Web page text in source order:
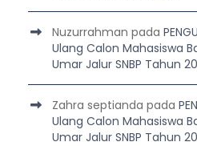
Nuzurrahman pada
Ulang Calon Mahasiswa
Umar Jalur SNBP Tahun
Zahra septianda pada
Ulang Calon Mahasiswa
Umar Jalur SNBP Tahun